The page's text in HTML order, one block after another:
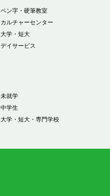
ペン字・硬筆教室
カルチャーセンター
大学・短大
デイサービス
未就学
中学生
大学・短大・専門学校